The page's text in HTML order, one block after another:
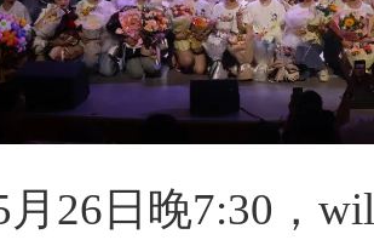
月 26 日晚7:30 ，